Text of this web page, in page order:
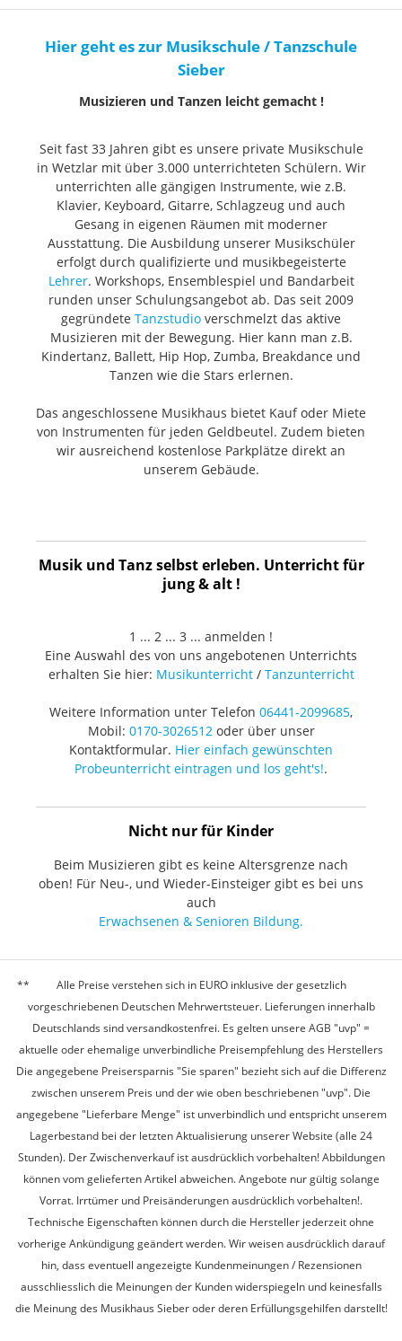
Hier geht es zur Musikschule / Tanzschule
Sieber
Musizieren und Tanzen leicht gemacht !
Seit fast 33 Jahren gibt es unsere private Musikschule
in Wetzlar mit über 3.000 unterrichteten Schülern. Wir
unterrichten alle gängigen Instrumente, wie z.B.
Klavier, Keyboard, Gitarre, Schlagzeug und auch
Gesang in eigenen Räumen mit moderner
Ausstattung. Die Ausbildung unserer Musikschüler
erfolgt durch qualifizierte und musikbegeisterte
Lehrer. Workshops, Ensemblespiel und Bandarbeit
runden unser Schulungsangebot ab. Das seit 2009
gegründete Tanzstudio verschmelzt das aktive
Musizieren mit der Bewegung. Hier kann man z.B.
Kindertanz, Ballett, Hip Hop, Zumba, Breakdance und
Tanzen wie die Stars erlernen.
Das angeschlossene Musikhaus bietet Kauf oder Miete
von Instrumenten für jeden Geldbeutel. Zudem bieten
wir ausreichend kostenlose Parkplätze direkt an
unserem Gebäude.
Musik und Tanz selbst erleben. Unterricht für
jung & alt !
1 ... 2 ... 3 ... anmelden !
Eine Auswahl des von uns angebotenen Unterrichts
erhalten Sie hier: Musikunterricht/ Tanzunterricht
Weitere Information unter Telefon 06441-2099685,
Mobil: 0170-3026512oder über unser
Kontaktformular. Hier einfach gewünschten
Probeunterricht eintragen und los geht's!.
Nicht nur für Kinder
Beim Musizieren gibt es keine Altersgrenze nach
oben! Für Neu-, und Wieder-Einsteiger gibt es bei uns
auch
Erwachsenen & Senioren Bildung.
Alle Preise verstehen sich in EURO inklusive der gesetzlich
vorgeschriebenen Deutschen Mehrwertsteuer. Lieferungen innerhalb
Deutschlands sind versandkostenfrei. Es gelten unsere AGB "uvp" =
aktuelle oder ehemalige unverbindliche Preisempfehlung des Herstellers
Die angegebene Preisersparnis "Sie sparen" bezieht sich auf die Differenz
zwischen unserem Preis und der wie oben beschriebenen "uvp". Die
angegebene "Lieferbare Menge" ist unverbindlich und entspricht unserem
Lagerbestand bei der letzten Aktualisierung unserer Website (alle 24
Stunden). Der Zwischenverkauf ist ausdrücklich vorbehalten! Abbildungen
können vom gelieferten Artikel abweichen. Angebote nur gültig solange
Vorrat. Irrtümer und Preisänderungen ausdrücklich vorbehalten!.
Technische Eigenschaften können durch die Hersteller jederzeit ohne
vorherige Ankündigung geändert werden. Wir weisen ausdrücklich darauf
hin, dass eventuell angezeigte Kundenmeinungen / Rezensionen
ausschliesslich die Meinungen der Kunden widerspiegeln und keinesfalls
die Meinung des Musikhaus Sieber oder deren Erfüllungsgehilfen darstellt!